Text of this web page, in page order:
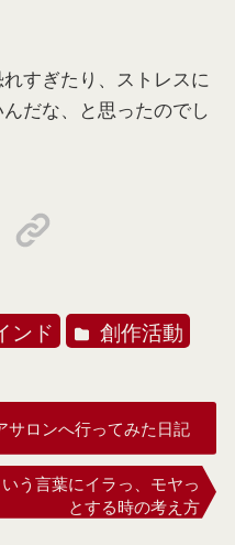
すぎたり、ストレスに
だな、と思ったのでし
ンド 創作活動
サロンへ行ってみた日記
う言葉にイラっ、モヤっ
とする時の考え方